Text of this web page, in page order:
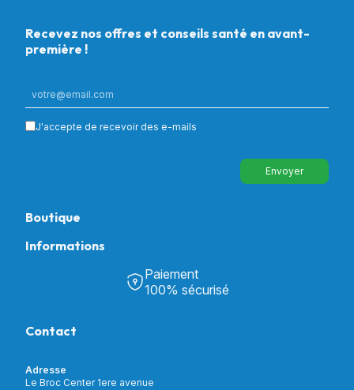
Recevez nos offres et conseils santé en avant-
première !
J'accepte de recevoir des e-mails
Envoyer
Boutique
Puériculture
Incontinence
Soins & Diagnostic
Informations
Découvrir Univers Santé
Notre catalogue
Mon compte
Paiement
100% sécurisé
Contact
Adresse
Le Broc Center 1ere avenue